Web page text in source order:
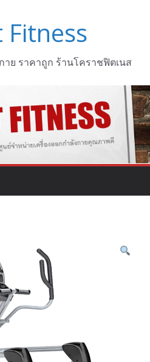
Fitness
าย ราคาถูก ร้านโคราชฟิตเนส